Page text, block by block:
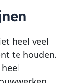
heel veel
te houden.